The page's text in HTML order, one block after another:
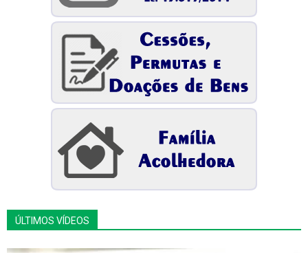
ÚLTIMOS VÍDEOS